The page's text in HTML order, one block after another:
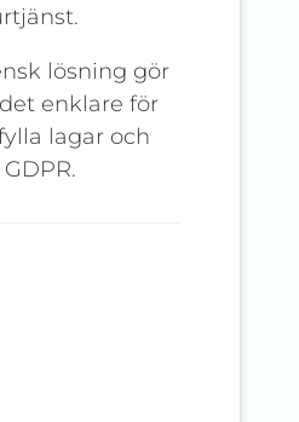
lösning gör
enklare för
lagar och